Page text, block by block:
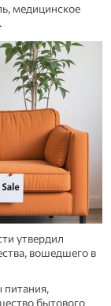
медицинское
утвердил
вошедшего в
бытового